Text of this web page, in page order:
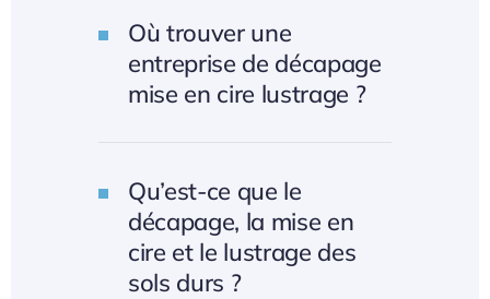
Où trouver une
entreprise de décapage
mise en cire lustrage ?
Qu’est-ce que le
décapage, la mise en
cire et le lustrage des
sols durs ?